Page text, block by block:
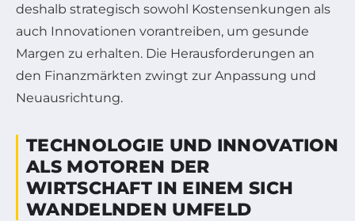
deshalb strategisch sowohl Kostensenkungen als
auch Innovationen vorantreiben, um gesunde
Margen zu erhalten. Die Herausforderungen an
den Finanzmärkten zwingt zur Anpassung und
Neuausrichtung.
TECHNOLOGIE UND INNOVATION
ALS MOTOREN DER
WIRTSCHAFT IN EINEM SICH
WANDELNDEN UMFELD